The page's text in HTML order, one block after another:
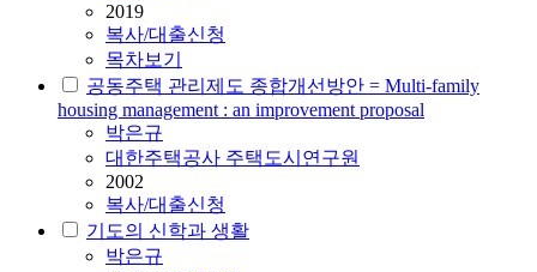
2019
복사/대출신청
목차보기
공동주택 관리제도 종합개선방안 = Multi-family
housing management : an improvement proposal
박은규
대한주택공사 주택도시연구원
2002
복사/대출신청
기도의 신학과 생활
박은규